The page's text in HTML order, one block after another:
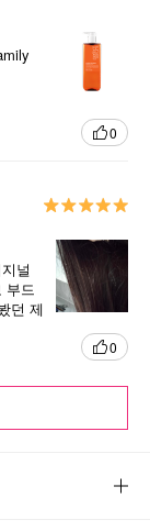
0
널
부드
던 제
0